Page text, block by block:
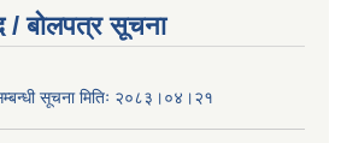
/ बोलपत्र सूचना
सूचना मितिः २०८३।०४।२१